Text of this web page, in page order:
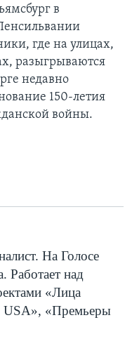
в
где на улицах,
разыгрываются
недавно
150-летия
войны.
На Голосе
Работает над
«Лица
USA», «Премьеры